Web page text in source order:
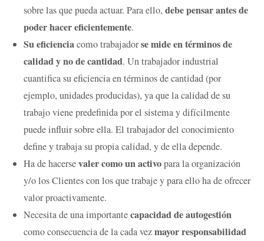
sobre las que pueda actuar. Para ello, debe pensar antes de
poder hacer eficientemente.
Su eficienciacomo trabajadorse mide en términos de
calidad y no de cantidad. Un trabajador industrial
cuantifica su eficiencia en términos de cantidad (por
ejemplo, unidades producidas), ya que la calidad de su
trabajo viene predefinida por el sistema y difícilmente
puede influir sobre ella. El trabajador del conocimiento
define y trabaja su propia calidad, y de ella depende.
Ha de hacersevaler como un activopara la organización
y/o los Clientes con los que trabaje y para ello ha de ofrecer
valor proactivamente.
Necesita de una importantecapacidad de autogestión
como consecuencia de la cada vezmayor responsabilidad